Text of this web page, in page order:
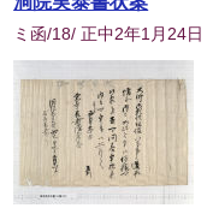
ミ函/18/ 正中2年1月24日